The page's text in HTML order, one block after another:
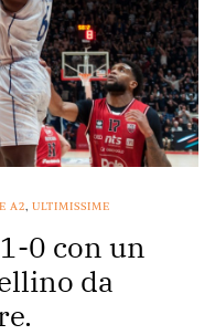
A2, ULTIMISSIME
0 con un
da